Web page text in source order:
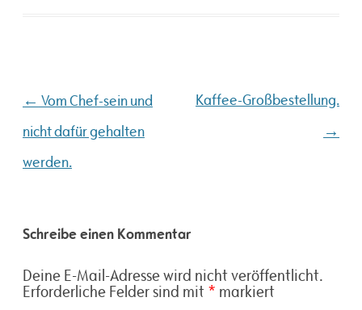
Beitragsnavigation
← Vom Chef-sein und
nicht dafür gehalten
werden.
Kaffee-Großbestellung.
→
Schreibe einen Kommentar
Deine E-Mail-Adresse wird nicht veröffentlicht.
Erforderliche Felder sind mit * markiert